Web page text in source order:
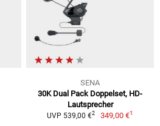
SENA
30K Dual Pack Doppelset, HD-
Lautsprecher
UVP 539,00 €2 349,00 €1